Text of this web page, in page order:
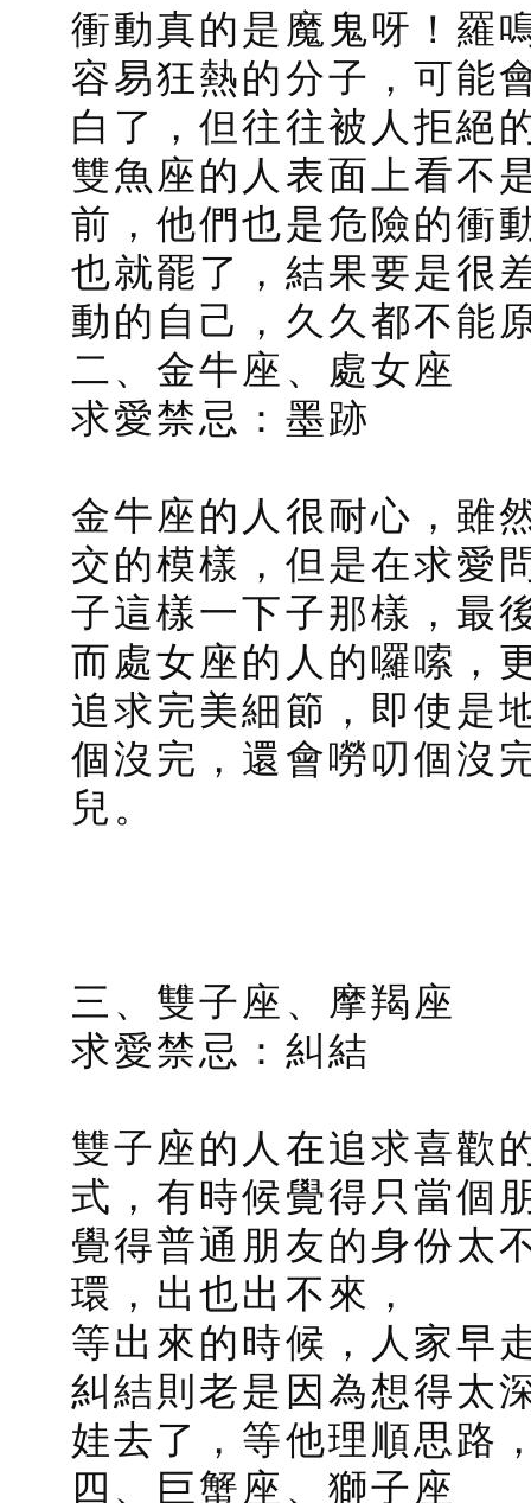
衝動真的是魔鬼呀！羅
容易狂熱的分子，可能
白了，但往往被人拒絕
雙魚座的人表面上看不
前，他們也是危險的衝
也就罷了，結果要是很
動的自己，久久都不能
二、金牛座、處女座
求愛禁忌：墨跡
金牛座的人很耐心，雖
交的模樣，但是在求愛
子這樣一下子那樣，最
而處女座的人的囉嗦，
追求完美細節，即使是
個沒完，還會嘮叨個沒
兒。
三、雙子座、摩羯座
求愛禁忌：糾結
雙子座的人在追求喜歡
式，有時候覺得只當個
覺得普通朋友的身份太
環，出也出不來，
等出來的時候，人家早
糾結則老是因為想得太
娃去了，等他理順思路
四、巨蟹座、獅子座